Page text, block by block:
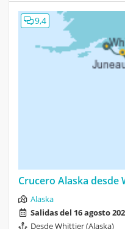
9,4
Crucero Alaska desde
Alaska
Salidas del 16 agosto
Desde Whittier (Alaska)